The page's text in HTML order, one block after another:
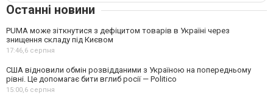
Останні новини
PUMA може зіткнутися з дефіцитом товарів в Україні через
знищення складу під Києвом
17:46,6 серпня
США відновили обмін розвідданими з Україною на попередньому
рівні. Це допомагає бити вглиб росії — Politico
15:00,6 серпня